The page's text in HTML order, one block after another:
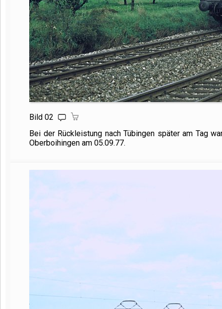
Bild 02
Bei der Rückleistung nach Tübingen später am Tag
Oberboihingen am 05.09.77.